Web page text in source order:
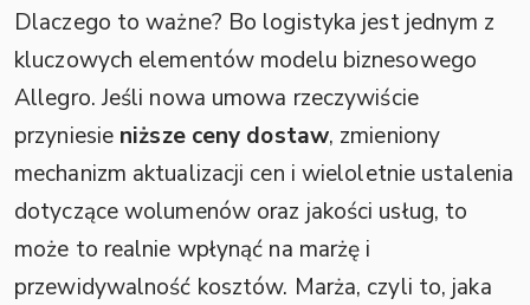
Dlaczego to ważne? Bo logistyka jest jednym z
kluczowych elementów modelu biznesowego
Allegro. Jeśli nowa umowa rzeczywiście
przyniesie niższe ceny dostaw, zmieniony
mechanizm aktualizacji cen i wieloletnie ustalenia
dotyczące wolumenów oraz jakości usług, to
może to realnie wpłynąć na marżę i
przewidywalność kosztów. Marża, czyli to, jaka